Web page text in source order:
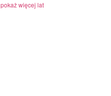
pokaż więcej lat